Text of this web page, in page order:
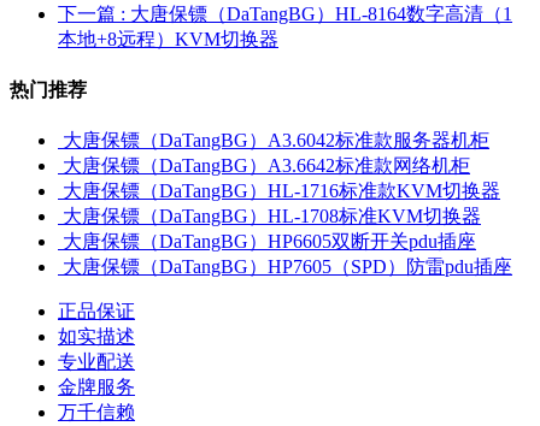
下一篇 : 大唐保镖（DaTangBG）HL-8164数字高清（1
本地+8远程）KVM切换器
热门推荐
大唐保镖（DaTangBG）A3.6042标准款服务器机柜
大唐保镖（DaTangBG）A3.6642标准款网络机柜
大唐保镖（DaTangBG）HL-1716标准款KVM切换器
大唐保镖（DaTangBG）HL-1708标准KVM切换器
大唐保镖（DaTangBG）HP6605双断开关pdu插座
大唐保镖（DaTangBG）HP7605（SPD）防雷pdu插座
正品保证
如实描述
专业配送
金牌服务
万千信赖